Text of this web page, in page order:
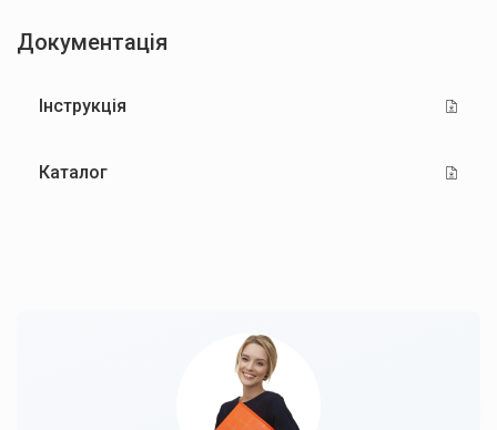
Документація
Інструкція
Каталог